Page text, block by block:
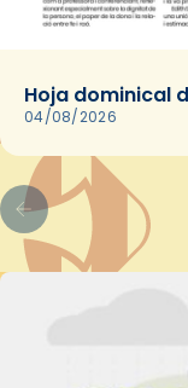
Hoja dominical
04/08/2026